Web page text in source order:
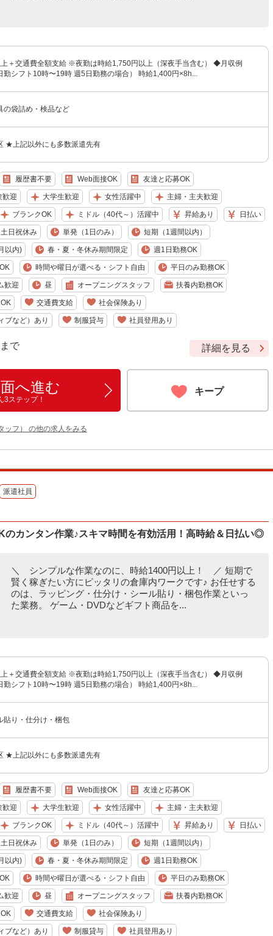
＋交通費全額支給 ※夜勤は時給1,750円以上（深夜手当含む） ◆月収例
勤シフト10時〜19時 週5日勤務の場合） 時給1,400円×8h...
の袋詰め・検品など
★上記以外にも多数派遣先有
履歴書不要 Web面接OK 友達と応募OK
歓迎 大学生歓迎 女性活躍中 主婦・主夫歓迎
ブランクOK ミドル（40代～）活躍中 昇給あり 日払い
土日祝休み 単発（1日のみ） 短期（1週間以内）
以内) 春・夏・冬休み期間限定 週1日勤務OK
時間や曜日が選べる・シフト自由 平日のみ勤務OK
歓迎 昼 オープニングスタッフ 扶養内勤務OK
交通費支給 社会保険あり
ブなど）あり 制服貸与 社員登用あり
で 詳細を見る
へ進む
3ステップ！
キープ
ッフ） の他の求人をみる
派遣社員
のカンタン作業♪スキマ時間を有効活用！高時給＆日払い◎
＼ シンプルな作業なのに、時給1400円以上！ ／ 短期で
賢く稼ぎたい方にピッタリの倉庫内ワークです♪ お任せする
のは、ラッピング・仕分け・シール貼り・梱包作業といっ
た業務。 ゲーム・DVDなどギフト商品を...
＋交通費全額支給 ※夜勤は時給1,750円以上（深夜手当含む） ◆月収例
勤シフト10時〜19時 週5日勤務の場合） 時給1,400円×8h...
貼り・仕分け・梱包
★上記以外にも多数派遣先有
履歴書不要 Web面接OK 友達と応募OK
歓迎 大学生歓迎 女性活躍中 主婦・主夫歓迎
ブランクOK ミドル（40代～）活躍中 昇給あり 日払い
土日祝休み 単発（1日のみ） 短期（1週間以内）
以内) 春・夏・冬休み期間限定 週1日勤務OK
時間や曜日が選べる・シフト自由 平日のみ勤務OK
歓迎 昼 オープニングスタッフ 扶養内勤務OK
交通費支給 社会保険あり
ブなど）あり 制服貸与 社員登用あり